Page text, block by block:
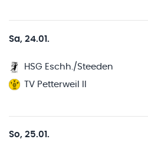
Sa, 24.01.
HSG Eschh./Steeden
TV Petterweil II
So, 25.01.